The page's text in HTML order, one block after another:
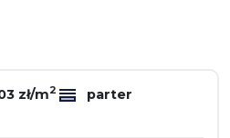
zł/m2
parter